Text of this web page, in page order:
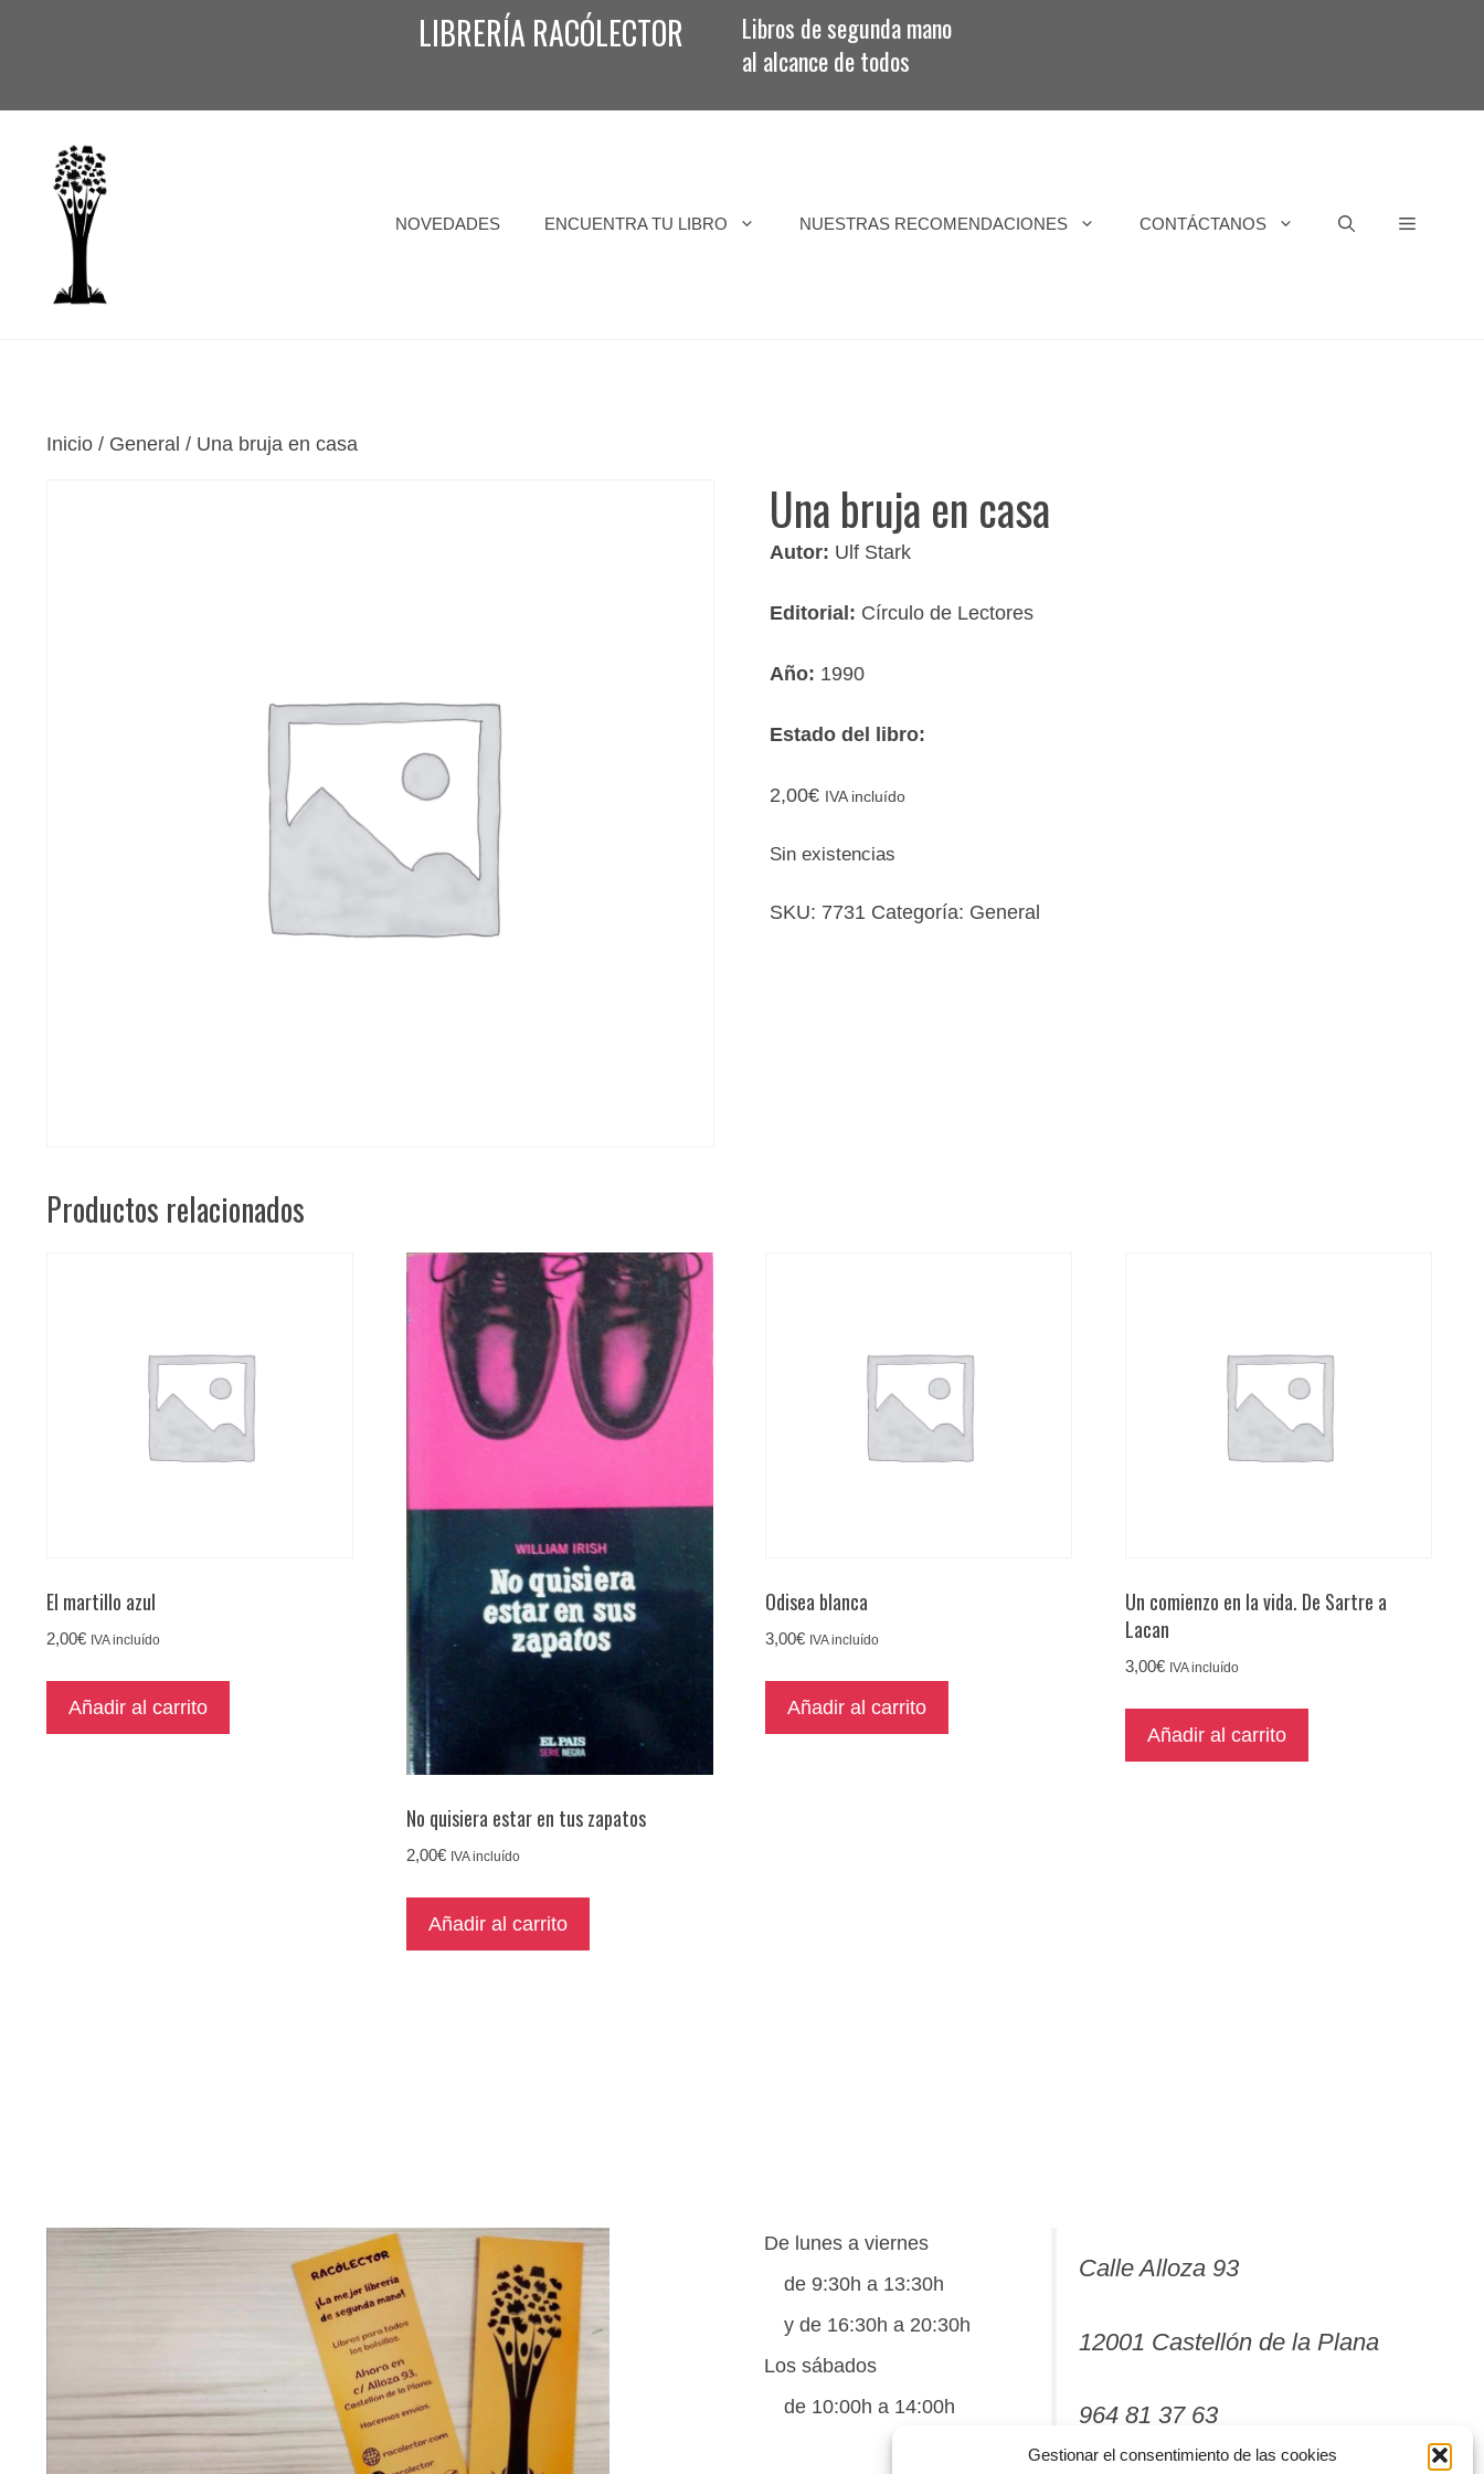
Gestionar el consentimiento de las cookies
LIBRERÍA RACÓLECTOR
Libros de segunda mano
al alcance de todos
NOVEDADES ENCUENTRA TU LIBRO NUESTRAS RECOMENDACIONES CONTÁCTANOS
Inicio / General / Una bruja en casa
Una bruja en casa
Autor: Ulf Stark
Editorial: Círculo de Lectores
Año: 1990
Estado del libro:
2,00€ IVA incluído
Sin existencias
SKU: 7731 Categoría: General
Productos relacionados
El martillo azul
2,00€ IVA incluído
Añadir al carrito
No quisiera estar en tus zapatos
2,00€ IVA incluído
Añadir al carrito
Odisea blanca
3,00€ IVA incluído
Añadir al carrito
Un comienzo en la vida. De Sartre a
Lacan
3,00€ IVA incluído
Añadir al carrito
De lunes a viernes
de 9:30h a 13:30h
y de 16:30h a 20:30h
Los sábados
de 10:00h a 14:00h
Calle Alloza 93
12001 Castellón de la Plana
964 81 37 63